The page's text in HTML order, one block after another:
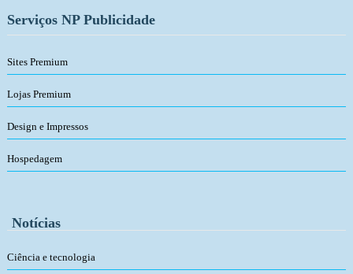
Serviços NP Publicidade
Sites Premium
Lojas Premium
Design e Impressos
Hospedagem
Notícias
Ciência e tecnologia